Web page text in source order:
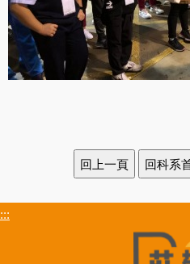
:::